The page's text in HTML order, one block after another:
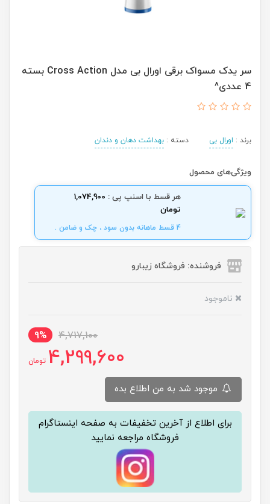
سر یدک مسواک برقی اورال بی مدل Cross Action بسته
4 عددی^
برند : اورال بی دسته : بهداشت دهان و دندان
ویژگی‌های محصول
هر قسط با اسنپ پی : 1,074,900
تومان
4 قسط ماهانه بدون سود ، چک و ضامن .
فروشنده: فروشگاه زیبارو
ناموجود
4,717,100
9%
4,299,600 تومان
برای اطلاع از آخرین تخفیفات به صفحه اینستاگرام
فروشگاه مراجعه نمایید